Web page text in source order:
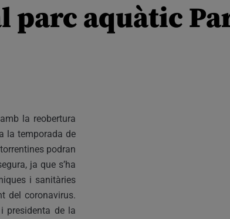
parc aquàtic
la reobertura
la temporada de
podran
ja que s’ha
i sanitàries
del coronavirus.
presidenta de la